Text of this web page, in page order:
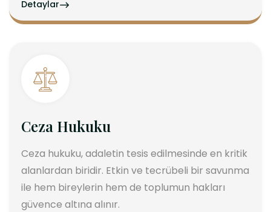
Detaylar
Ceza Hukuku
Ceza hukuku, adaletin tesis edilmesinde en kritik
alanlardan biridir. Etkin ve tecrübeli bir savunma
ile hem bireylerin hem de toplumun hakları
güvence altına alınır.